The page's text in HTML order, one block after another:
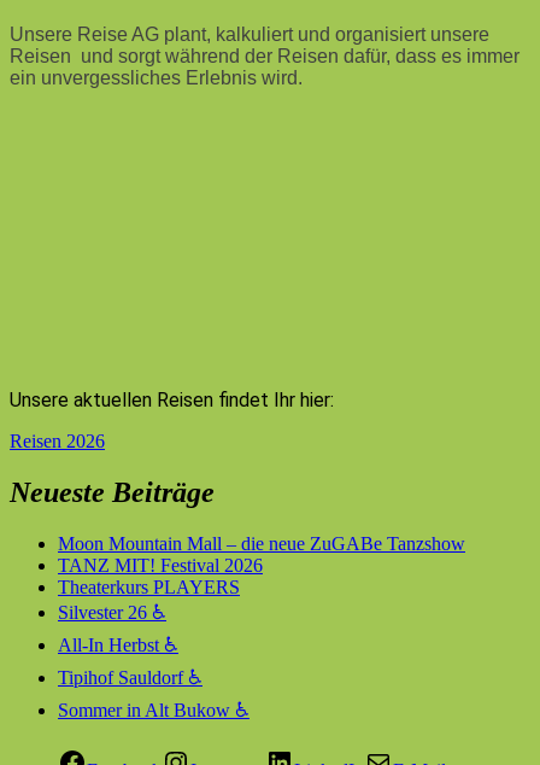
Unsere Reise AG plant, kalkuliert und organisiert unsere
Reisen und sorgt während der Reisen dafür, dass es immer
ein unvergessliches Erlebnis wird.
Unsere aktuellen Reisen findet Ihr hier:
Reisen 2026
Neueste Beiträge
Moon Mountain Mall – die neue ZuGABe Tanzshow
TANZ MIT! Festival 2026
Theaterkurs PLAYERS
Silvester 26 ♿
All-In Herbst ♿
Tipihof Sauldorf ♿
Sommer in Alt Bukow ♿